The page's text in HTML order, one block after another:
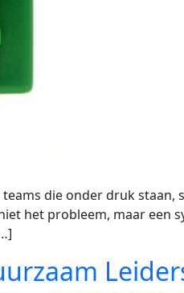
die onder druk staan,
het probleem, maar een